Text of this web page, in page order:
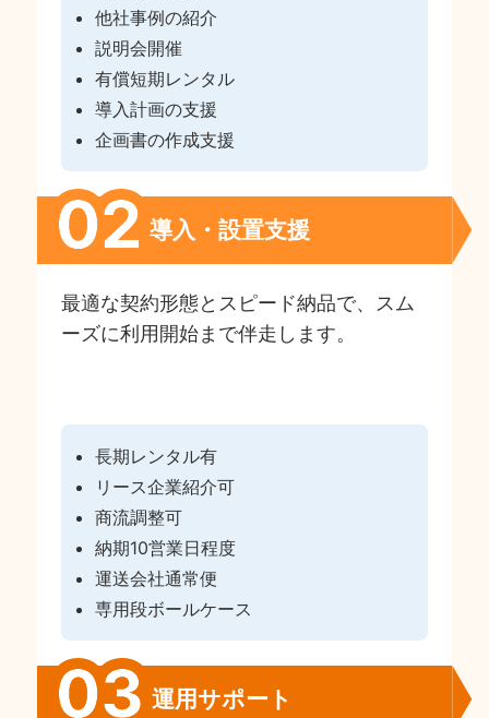
他社事例の紹介
説明会開催
有償短期レンタル
導入計画の支援
企画書の作成支援
導入・設置支援
最適な契約形態とスピード納品で、スム
ーズに利用開始まで伴走します。
長期レンタル有
リース企業紹介可
商流調整可
納期10営業日程度
運送会社通常便
専用段ボールケース
運用サポート